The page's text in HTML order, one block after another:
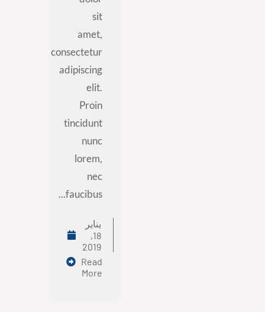
sit
amet,
consectetur
adipiscing
elit.
Proin
tincidunt
nunc
lorem,
nec
faucibus...
يناير
18,
2019
Read
More